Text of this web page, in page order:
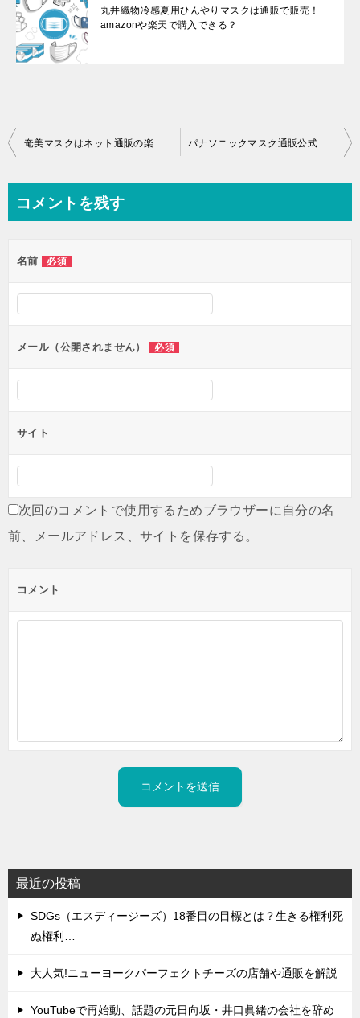
丸井織物冷感夏用ひんやりマスクは通販で販売！
amazonや楽天で購入できる？
投
ビ
ー
シ
ン
奄美マスクはネット通販の楽天・amazon・夢おりの郷オンラインショップで販売してる？ パナソニックマスク通販公式サイトはある？会員登録や購入方法は？
コメントを残す
名前 必須
メール（公開されません） 必須
サイト
次回のコメントで使用するためブラウザーに自分の名
前、メールアドレス、サイトを保存する。
コメント
最近の投稿
SDGs（エスディージーズ）18番目の目標とは？生きる権利死
ぬ権利…
大人気!ニューヨークパーフェクトチーズの店舗や通販を解説
YouTubeで再始動、話題の元日向坂・井口眞緒の会社を辞め